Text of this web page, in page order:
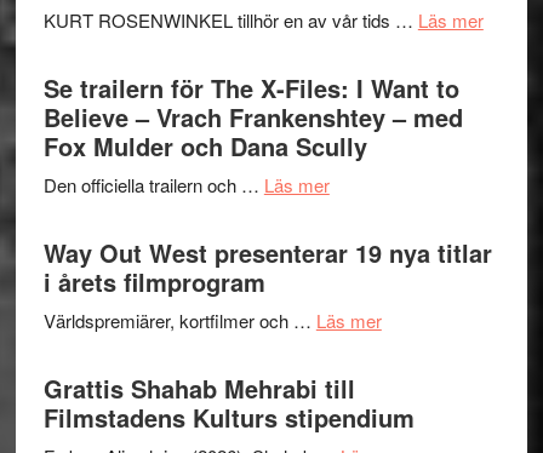
KURT ROSENWINKEL tillhör en av vår tids … Läs merom
Se trailern för The X-Files: I Want to
Believe – Vrach Frankenshtey – med
Fox Mulder och Dana Scully
Den officiella trailern och … Läs merom
trailern
för
X-
I
Want
to
Way Out West presenterar 19 nya titlar
i årets filmprogram
Världspremiärer, kortfilmer och … Läs merom
presenterar
Grattis Shahab Mehrabi till
Filmstadens Kulturs stipendium